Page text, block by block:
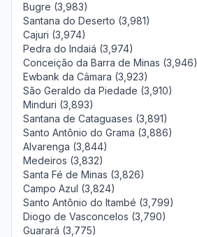
Bugre (3,983)
Santana do Deserto (3,981)
Cajuri (3,974)
Pedra do Indaiá (3,974)
Conceição da Barra de Minas (3,946)
Ewbank da Câmara (3,923)
São Geraldo da Piedade (3,910)
Minduri (3,893)
Santana de Cataguases (3,891)
Santo Antônio do Grama (3,886)
Alvarenga (3,844)
Medeiros (3,832)
Santa Fé de Minas (3,826)
Campo Azul (3,824)
Santo Antônio do Itambé (3,799)
Diogo de Vasconcelos (3,790)
Guarará (3,775)